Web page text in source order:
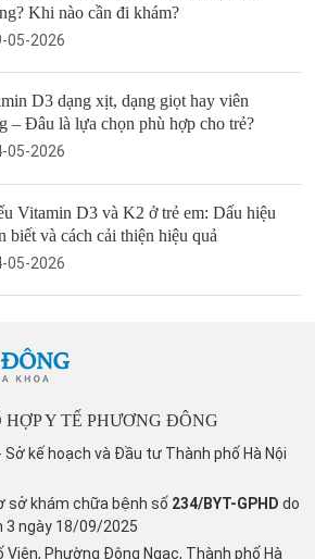
Khi nào cần đi khám?
05-2026
D3 dạng xịt, dạng giọt hay viên
– Đâu là lựa chọn phù hợp cho trẻ?
05-2026
Vitamin D3 và K2 ở trẻ em: Dấu hiệu
biết và cách cải thiện hiệu quả
05-2026
Y TẾ PHƯƠNG ĐÔNG
Sở kế hoạch và Đầu tư Thành phố Hà Nội
sở khám chữa bệnh số 234/BYT-GPHD do
3 ngày 18/09/2025
Viên, Phường Đông Ngạc, Thành phố Hà